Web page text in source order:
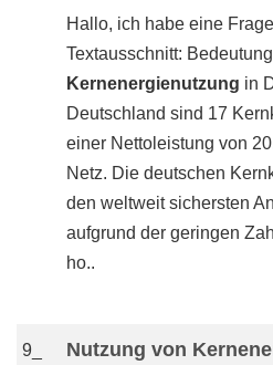
Hallo, ich habe eine
Textausschnitt:
Kernenergienutzung in
Deutschland sind 17
einer Nettoleistung von
Netz. Die deutschen
den weltweit sichersten
aufgrund der geringen
ho..
9_ Nutzung von